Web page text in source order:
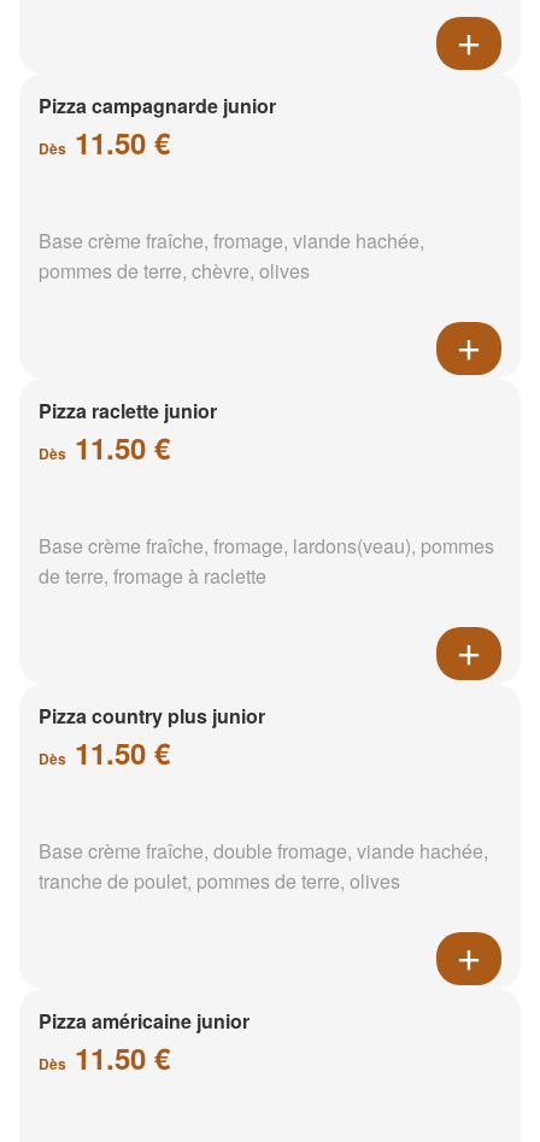
Pizza campagnarde junior
Dès 11.50 €
Base crème fraîche, fromage, viande hachée,
pommes de terre, chèvre, olives
Pizza raclette junior
Dès 11.50 €
Base crème fraîche, fromage, lardons(veau), pommes
de terre, fromage à raclette
Pizza country plus junior
Dès 11.50 €
Base crème fraîche, double fromage, viande hachée,
tranche de poulet, pommes de terre, olives
Pizza américaine junior
Dès 11.50 €